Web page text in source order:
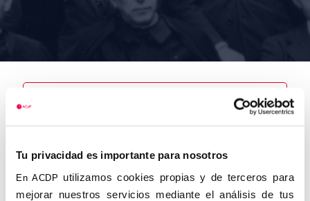
Tu privacidad es importante para nosotros
En ACDP utilizamos cookies propias y de terceros para
mejorar nuestros servicios mediante el análisis de tus
Arredondo
Gomero,
Federico